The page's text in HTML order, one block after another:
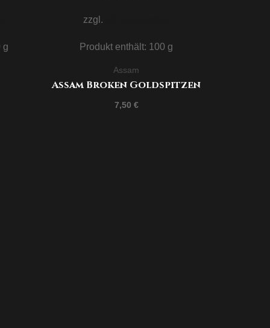
g
zzgl.
Produkt enthält: 100 g
Assam
Assam Broken Goldspitzen
7,50 €